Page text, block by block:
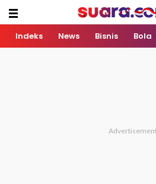
Indeks News Bisnis Bola